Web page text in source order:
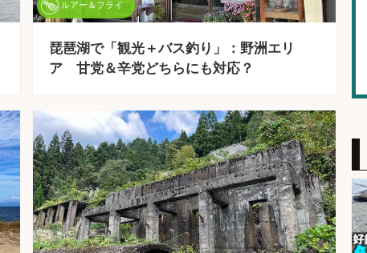
ルアー＆フライ
琵琶湖で「観光＋バス釣り」：野洲エリ
ア 甘党＆辛党どちらにも対応？